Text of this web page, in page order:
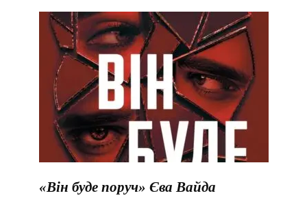
«Він буде поруч» Єва Вайда